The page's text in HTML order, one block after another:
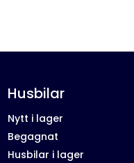
Husbilar
Nytt i lager
Begagnat
Husbilar i lager